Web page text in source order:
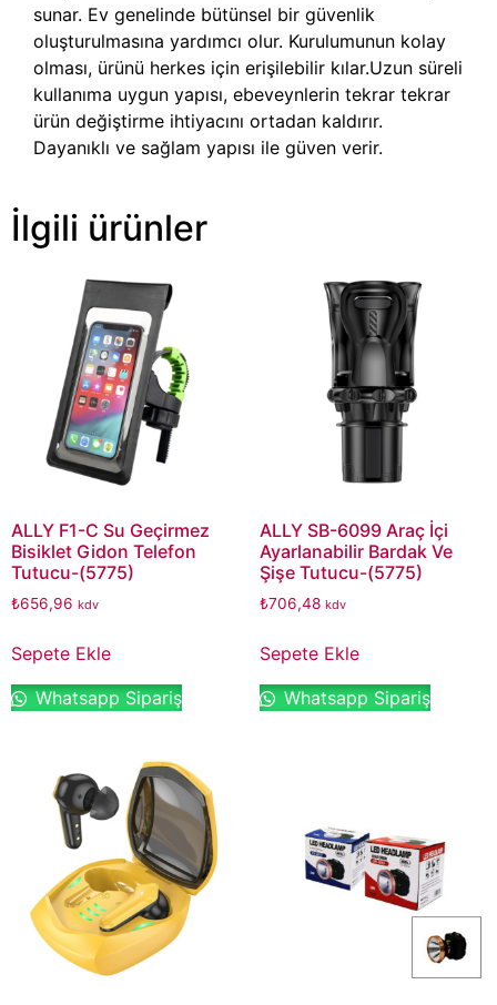
sunar. Ev genelinde bütünsel bir güvenlik
oluşturulmasına yardımcı olur. Kurulumunun kolay
olması, ürünü herkes için erişilebilir kılar.Uzun süreli
kullanıma uygun yapısı, ebeveynlerin tekrar tekrar
ürün değiştirme ihtiyacını ortadan kaldırır.
Dayanıklı ve sağlam yapısı ile güven verir.
İlgili ürünler
ALLY F1-C Su Geçirmez
Bisiklet Gidon Telefon
Tutucu-(5775)
₺656,96 kdv
Sepete Ekle
Whatsapp Sipariş
ALLY SB-6099 Araç İçi
Ayarlanabilir Bardak Ve
Şişe Tutucu-(5775)
₺706,48 kdv
Sepete Ekle
Whatsapp Sipariş